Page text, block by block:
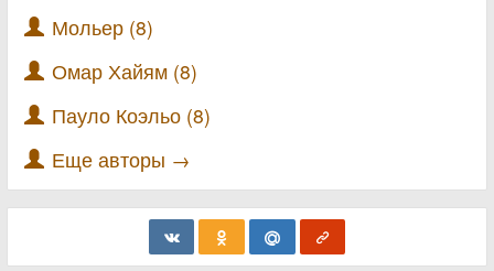
Мольер (8)
Омар Хайям (8)
Пауло Коэльо (8)
Еще авторы →